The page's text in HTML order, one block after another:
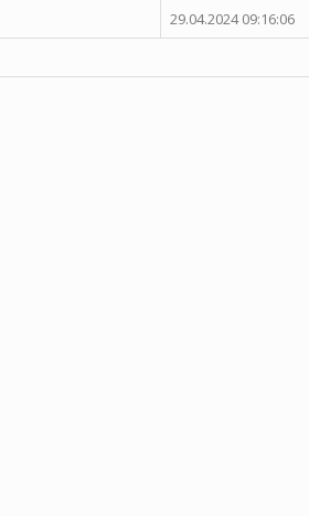
29.04.2024 09:16:06